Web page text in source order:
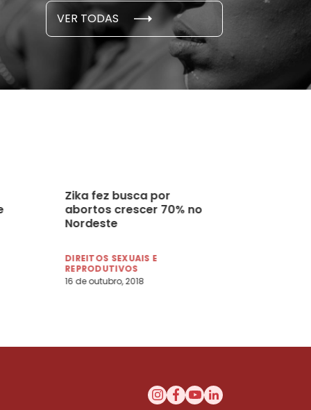
VER TODAS
E PESQUISAS
novembro, 2021
Zika fez busca por
abortos crescer 70% no
Nordeste
DIREITOS SEXUAIS E
REPRODUTIVOS
16 de outubro, 2018